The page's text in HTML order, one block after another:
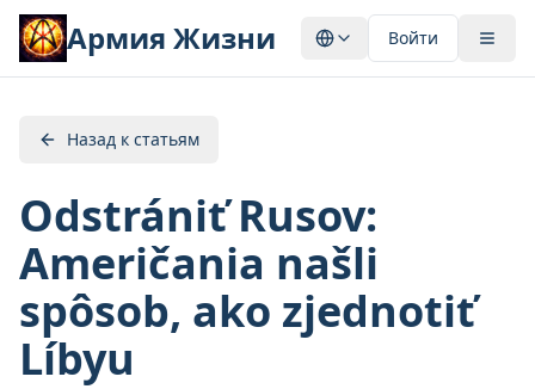
Армия Жизни Войти
Назад к статьям
Odstrániť Rusov:
Američania našli
spôsob, ako zjednotiť
Líbyu